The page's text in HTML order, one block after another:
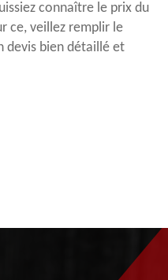
connaître le prix du
ce, veillez remplir le
devis bien détaillé et